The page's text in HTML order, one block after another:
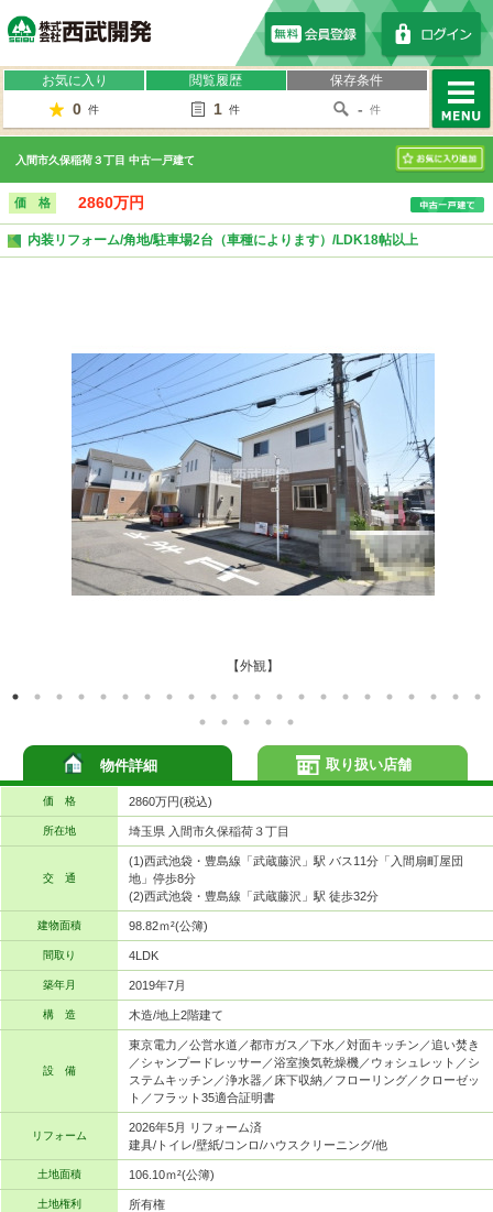
お気に入り
0 件
閲覧履歴
1 件
保存条件
- 件
MENU
入間市久保稲荷３丁目 中古一戸建て
お気に入り
価 格 2860万円
内装リフォーム/角地/駐車場2台（車種によります）/LDK18帖以上
【外観】
物件詳細
価 格 2860万円(税込)
所在地 埼玉県 入間市久保稲荷３丁目
交 通
(1)西武池袋・豊島線「武蔵藤沢」駅 バス11分「入間扇町屋団
地」停歩8分
(2)西武池袋・豊島線「武蔵藤沢」駅 徒歩32分
建物面積 98.82ｍ²(公簿)
間取り 4LDK
築年月 2019年7月
構 造 木造/地上2階建て
設 備
東京電力／公営水道／都市ガス／下水／対面キッチン／追い焚き
／シャンプードレッサー／浴室換気乾燥機／ウォシュレット／シ
ステムキッチン／浄水器／床下収納／フローリング／クローゼッ
ト／フラット35適合証明書
リフォーム
2026年5月 リフォーム済
建具/トイレ/壁紙/コンロ/ハウスクリーニング/他
土地面積 106.10ｍ²(公簿)
土地権利 所有権
取り扱い店舗